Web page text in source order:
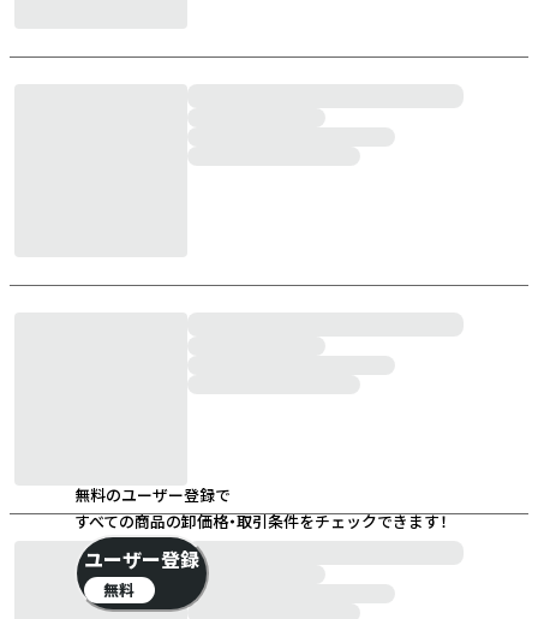
無料のユーザー登録で
すべての商品の卸価格・取引条件をチェックできます！
ユーザー登録
無料